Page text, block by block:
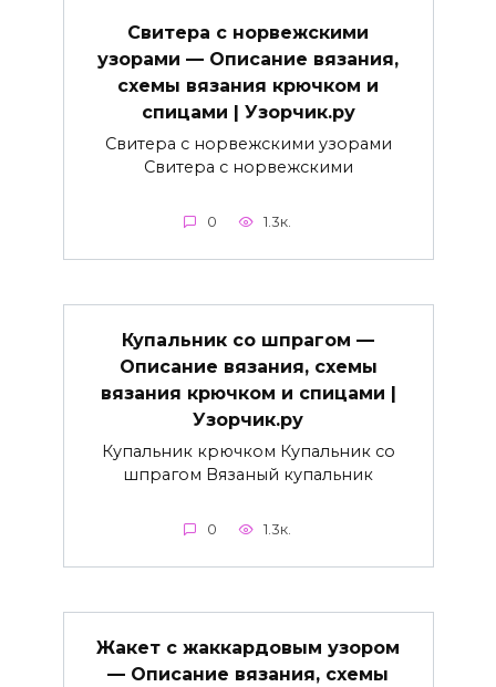
Свитера с норвежскими
узорами — Описание вязания,
схемы вязания крючком и
спицами | Узорчик.ру
Свитера с норвежскими узорами
Свитера с норвежскими
0 1.3к.
Купальник со шпрагом —
Описание вязания, схемы
вязания крючком и спицами |
Узорчик.ру
Купальник крючком Купальник со
шпрагом Вязаный купальник
0 1.3к.
Жакет с жаккардовым узором
— Описание вязания, схемы